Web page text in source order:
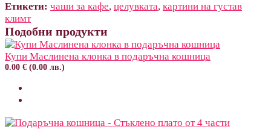
Етикети: чаши за кафе, целувката, картини на густав
климт
Подобни продукти
Купи Маслинена клонка в подаръчна кошница
0.00 € (0.00 лв.)